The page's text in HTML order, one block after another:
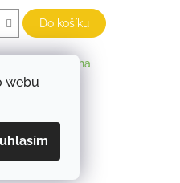
webu
Do košíku
Čínská medicína
ZEPTAT SE